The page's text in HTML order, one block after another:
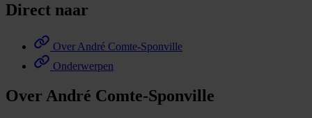
Direct naar
Over André Comte-Sponville
Onderwerpen
Over André Comte-Sponville